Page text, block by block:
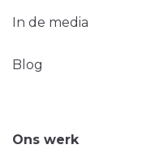
In de media
Blog
Ons werk